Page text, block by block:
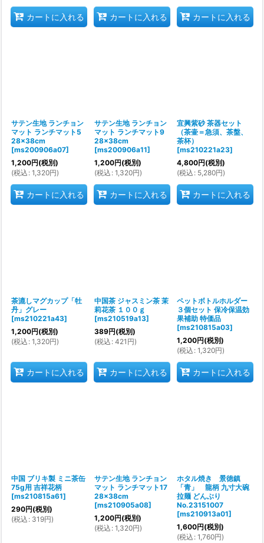
カートに入れる カートに入れる カートに入れる
サテン生地 ランチョン
マット ランチマット5
28×38cm
[ms200906a07]
1,200円(税別)
(税込 : 1,320円)
カートに入れる
サテン生地 ランチョン
マット ランチマット9
28×38cm
[ms200906a11]
1,200円(税別)
(税込 : 1,320円)
カートに入れる
宜興紫砂 茶器セット
（茶壷＝急須、茶盤、
茶杯）
[ms210221a23]
4,800円(税別)
(税込 : 5,280円)
カートに入れる
茶漉しマグカップ「牡
丹」グレー
[ms210221a43]
1,200円(税別)
(税込 : 1,320円)
カートに入れる
中国茶 ジャスミン茶 茉
莉花茶 １００ｇ
[ms210519a13]
389円(税別)
(税込 : 421 円)
カートに入れる
ペットボトルホルダー
３個セット 保冷保温効
果補助 特価品
[ms210815a03]
1,200円(税別)
(税込 : 1,320円)
カートに入れる
中国 ブリキ製 ミニ茶缶
75g用 吉祥花柄
[ms210815a61]
290円(税別)
(税込 : 319円)
サテン生地 ランチョン
マット ランチマット17
28×38cm
[ms210905a08]
1,200円(税別)
(税込 : 1,320円)
ホタル焼き 景徳鎮
「青」 龍柄 九寸大碗
拉麺 どんぶり
No.23151007
[ms210913a01]
1,600円(税別)
(税込 : 1,760円)